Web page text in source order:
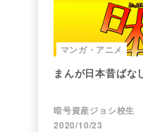
マンガ・アニメ
まんが日本昔ばな
暗号資産ジョシ校生
2020/10/23